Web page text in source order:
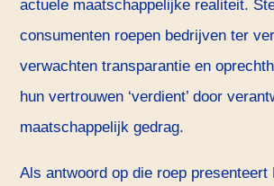
actuele maatschappelijke realiteit.
consumenten roepen bedrijven ter
verwachten transparantie en
hun vertrouwen ‘verdient’ door
maatschappelijk gedrag.
Als antwoord op die roep presenteert